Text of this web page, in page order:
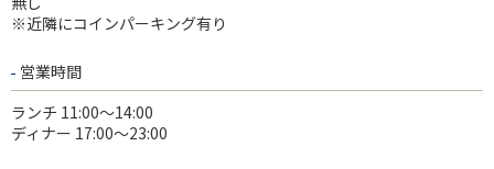
※近隣にコインパーキング有り
営業時間
ランチ 11:00～14:00
ディナー 17:00～23:00